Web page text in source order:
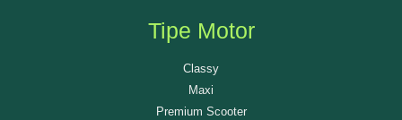
Tipe Motor
Classy
Maxi
Premium Scooter